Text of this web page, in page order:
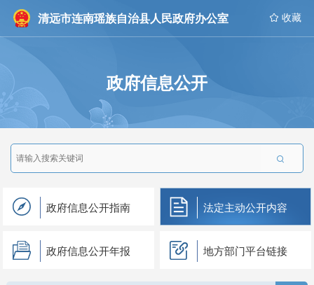
清远市连南瑶族自治县人民政府办公室  收藏
政府信息公开

政府信息公开指南 法定主动公开内容
政府信息公开年报 地方部门平台链接